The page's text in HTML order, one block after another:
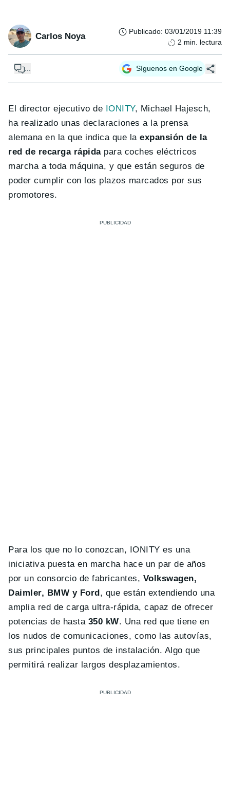
Carlos Noya Publicado: 03/01/2019 11:39
2 min. lectura
Síguenos en Google
El director ejecutivo de IONITY, Michael Hajesch,
ha realizado unas declaraciones a la prensa
alemana en la que indica que laexpansión de la
red de recarga rápidapara coches eléctricos
marcha a toda máquina, y que están seguros de
poder cumplir con los plazos marcados por sus
promotores.
Para los que no lo conozcan, IONITY es una
iniciativa puesta en marcha hace un par de años
por un consorcio de fabricantes, Volkswagen,
Daimler, BMW y Ford, que están extendiendo una
amplia red de carga ultra-rápida, capaz de ofrecer
potencias de hasta 350 kW. Una red que tiene en
los nudos de comunicaciones, como las autovías,
sus principales puntos de instalación. Algo que
permitirá realizar largos desplazamientos.